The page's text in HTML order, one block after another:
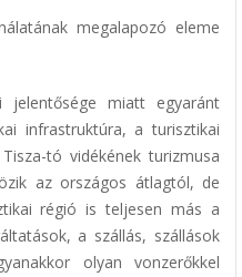
megalapozó eleme
jelentősége miatt egyaránt
infrastruktúra, a turisztikai
tó vidékének turizmusa
az országos átlagtól, de
régió is teljesen más a
a szállás, szállások
olyan vonzerőkkel